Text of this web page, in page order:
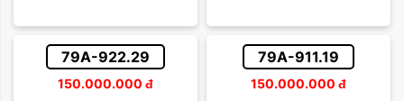
79A-922.29
150.000.000 đ
79A-911.19
150.000.000 đ